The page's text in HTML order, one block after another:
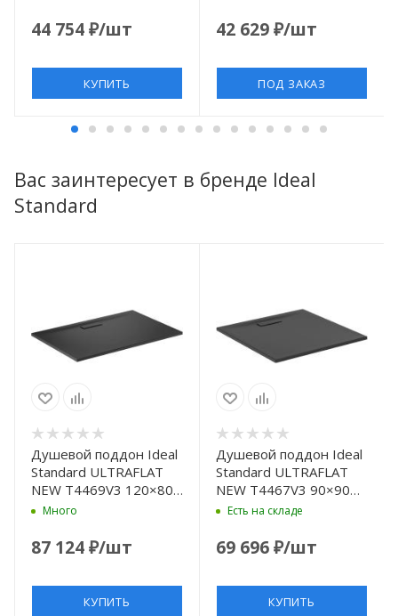
44 754₽/шт
КУПИТЬ
42 629₽/шт
ПОД ЗАКАЗ
Вас заинтересует в бренде Ideal
Standard
Душевой поддон Ideal
Standard ULTRAFLAT
NEW T4469V3 120×80
смМного
87 124₽/шт
КУПИТЬ
Душевой поддон Ideal
Standard ULTRAFLAT
NEW T4467V3 90×90
смЕсть на складе
69 696₽/шт
КУПИТЬ